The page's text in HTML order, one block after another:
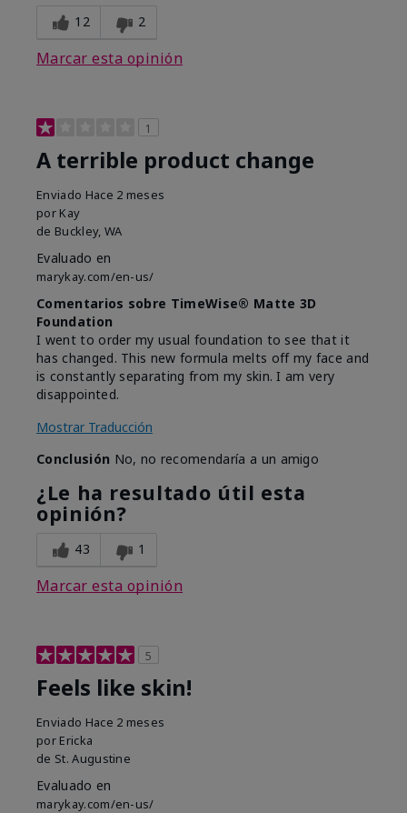
12 2
Marcar esta opinión
1
A terrible product change
Enviado Hace 2 meses
por Kay
de Buckley, WA
Evaluado en
marykay.com/en-us/
Comentarios sobre TimeWise® Matte 3D
Foundation
I went to order my usual foundation to see that it
has changed. This new formula melts off my face and
is constantly separating from my skin. I am very
disappointed.
Mostrar Traducción
Conclusión No, no recomendaría a un amigo
¿Le ha resultado útil esta
opinión?
43 1
Marcar esta opinión
5
Feels like skin!
Enviado Hace 2 meses
por Ericka
de St. Augustine
Evaluado en
marykay.com/en-us/